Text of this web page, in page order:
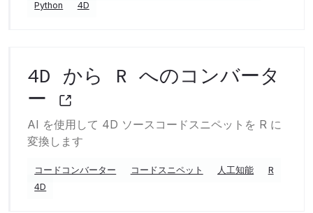
Python 4D
4D から R へのコンバータ
ー
AI を使用して 4D ソースコードスニペットを R に
変換します
コードコンバーター コードスニペット 人工知能
R
4D